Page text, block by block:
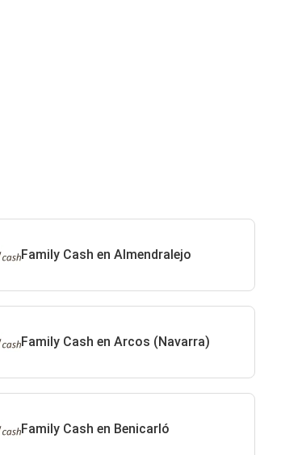
Family Cash en Almendralejo
Family Cash en Arcos (Navarra)
Family Cash en Benicarló